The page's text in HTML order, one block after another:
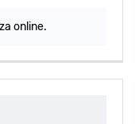
online.